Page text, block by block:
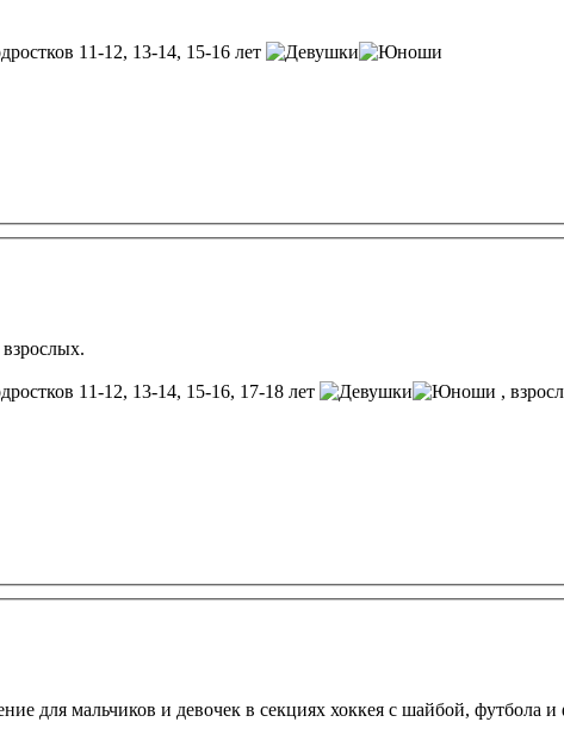
11-12, 13-14, 15-16 лет
11-12, 13-14, 15-16, 17-18 лет ,
для мальчиков и девочек в секциях хоккея с шайбой, футбола